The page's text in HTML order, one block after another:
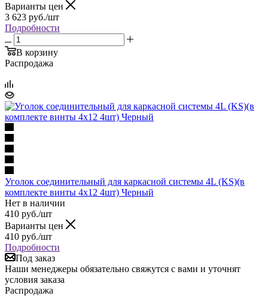
Варианты цен
3 623 руб./шт
Подробности
В корзину
Распродажа
Уголок соединительный для каркасной системы 4L (KS)(в
комплекте винты 4х12 4шт) Черный
Нет в наличии
410 руб./шт
Варианты цен
410 руб./шт
Подробности
Под заказ
Наши менеджеры обязательно свяжутся с вами и уточнят
условия заказа
Распродажа